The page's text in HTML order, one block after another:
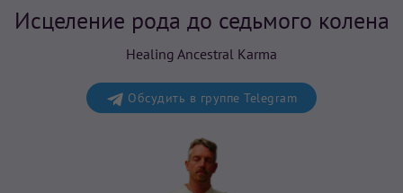
Исцеление рода до седьмого колена
Healing Ancestral Karma
Обсудить в группе Telegram